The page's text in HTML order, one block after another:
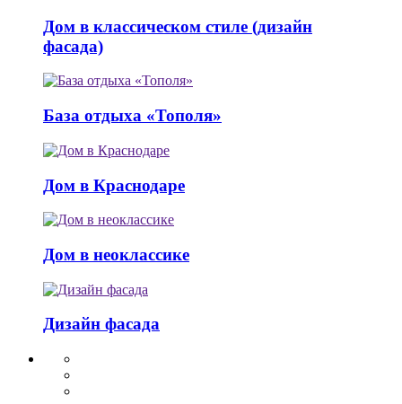
Дом в классическом стиле (дизайн
фасада)
База отдыха «Тополя»
Дом в Краснодаре
Дом в неоклассике
Дизайн фасада